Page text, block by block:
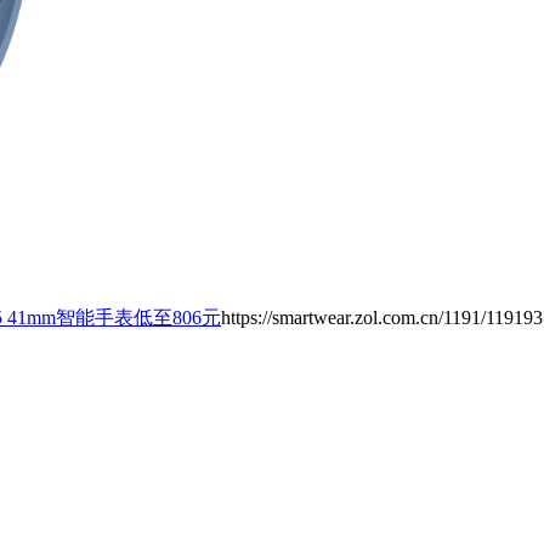
智能手表低至806元https://smartwear.zol.com.cn/1191/